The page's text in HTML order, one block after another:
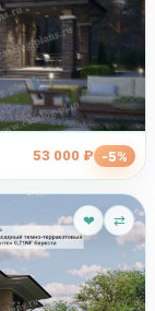
53 000 ₽ -5%
❤ ⇄